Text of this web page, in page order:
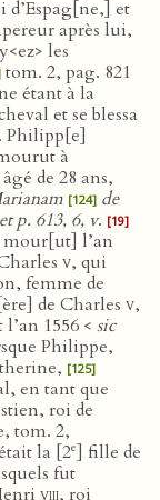
d’Espag[ne,] et
après lui,
les
tom. 2, pag. 821
étant à la
et se blessa
Philipp[e]
à
de 28 ans,
[124] de
p. 613, 6, v. [19]
mour[ut] l’an
v, qui
femme de
de Charles v,
1556 < sic
Philippe,
[125]
en tant que
roi de
tom. 2,
la [2e] fille de
fut
viii, roi